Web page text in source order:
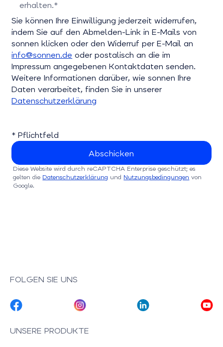
erhalten.*
Bitte bestätigen Sie dieses Feld
Sie können Ihre Einwilligung jederzeit widerrufen,
indem Sie auf den Abmelden-Link in E-Mails von
sonnen klicken oder den Widerruf per E-Mail an
info@sonnen.de oder postalisch an die im
Impressum angegebenen Kontaktdaten senden.
Weitere Informationen darüber, wie sonnen Ihre
Daten verarbeitet, finden Sie in unserer
Datenschutzerklärung
* Pflichtfeld
Diese Website wird durch reCAPTCHA Enterprise geschützt; es
gelten die Datenschutzerklärung und Nutzungsbedingungen von
Google.
FOLGEN SIE UNS
UNSERE PRODUKTE